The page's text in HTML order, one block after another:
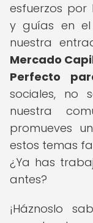
esfuerzos por
y guías en
nuestra
Mercado
Perfecto
sociales, no
nuestra
promueves
estos temas
¿Ya has
antes?
¡Háznoslo